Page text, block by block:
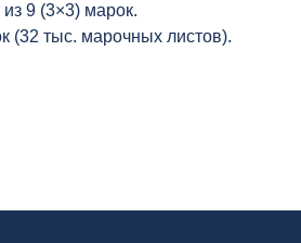
9 (3×3) марок.
(32 тыс. марочных листов).